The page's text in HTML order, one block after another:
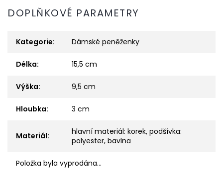
DOPLŇKOVÉ PARAMETRY
Kategorie: Dámské peněženky
Délka: 15,5 cm
Výška: 9,5 cm
Hloubka: 3 cm
Materiál:
hlavní materiál: korek, podšívka:
polyester, bavlna
Položka byla vyprodána…